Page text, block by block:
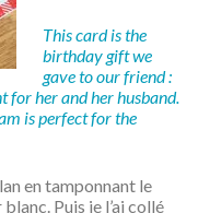
This card is the
birthday gift we
gave to our friend :
her and her husband.
is perfect for the
en tamponnant le
Puis je l’ai collé